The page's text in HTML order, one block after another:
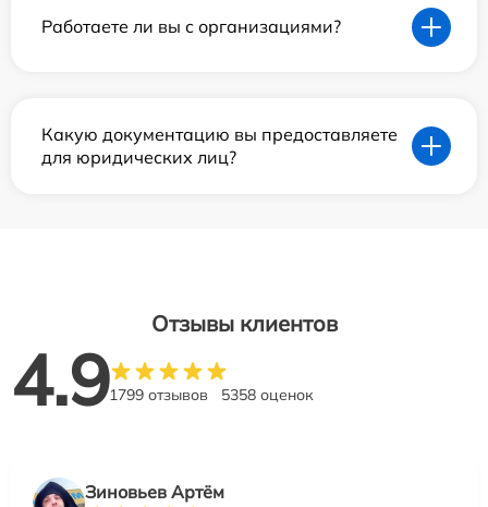
Работаете ли вы с организациями?
Какую документацию вы предоставляете
для юридических лиц?
Отзывы клиентов
4.91799 отзывов 5358 оценок
Зиновьев Артём